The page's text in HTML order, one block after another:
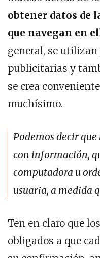
obtener datos de
que navegan en
general, se
publicitarias y
se crea
muchísimo.
Podemos decir
con información,
computadora u
usuaria, a medida
Ten en claro que
obligados a que